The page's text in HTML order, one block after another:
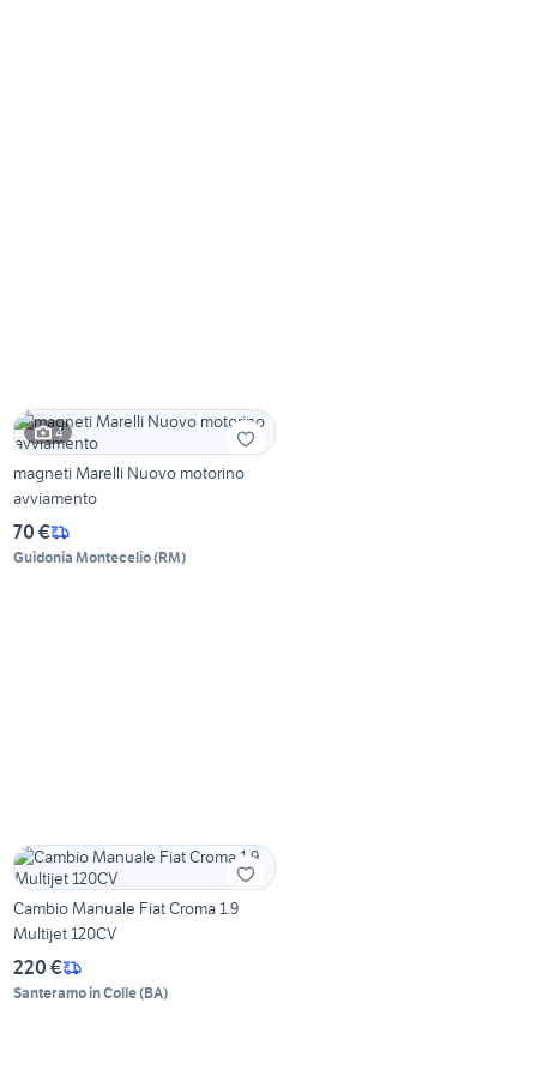
4
magneti Marelli Nuovo motorino
avviamento
70 €
Guidonia Montecelio(RM)
Cambio Manuale Fiat Croma 1.9
Multijet 120CV
220 €
Santeramo in Colle(BA)